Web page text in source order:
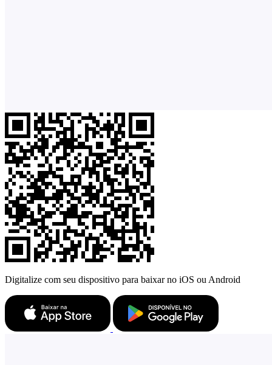
Digitalize com seu dispositivo para baixar no iOS ou Android